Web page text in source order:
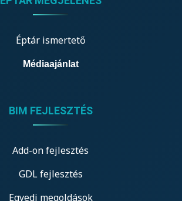
Éptár ismertető
Médiaajánlat
BIM FEJLESZTÉS
Add-on fejlesztés
GDL fejlesztés
Egyedi megoldások